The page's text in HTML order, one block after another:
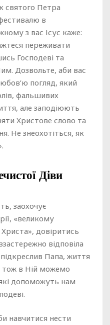
святого Петра
в
з вас Ісус каже:
переживати
Господеві та
Дозвольте, аби вас
погляд, який
фальшивих
але заподіюють
Христове слово та
Не знеохотіться, як
Діви
заохочує
«великому
довіритись
відповіла
Папа, життя
тож в Ній можемо
допоможуть нам
навчитися нести